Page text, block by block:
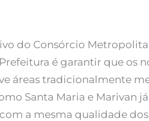
do Consórcio
é garantir que os
áreas tradicionalmente
Santa Maria e Marivan
a mesma qualidade